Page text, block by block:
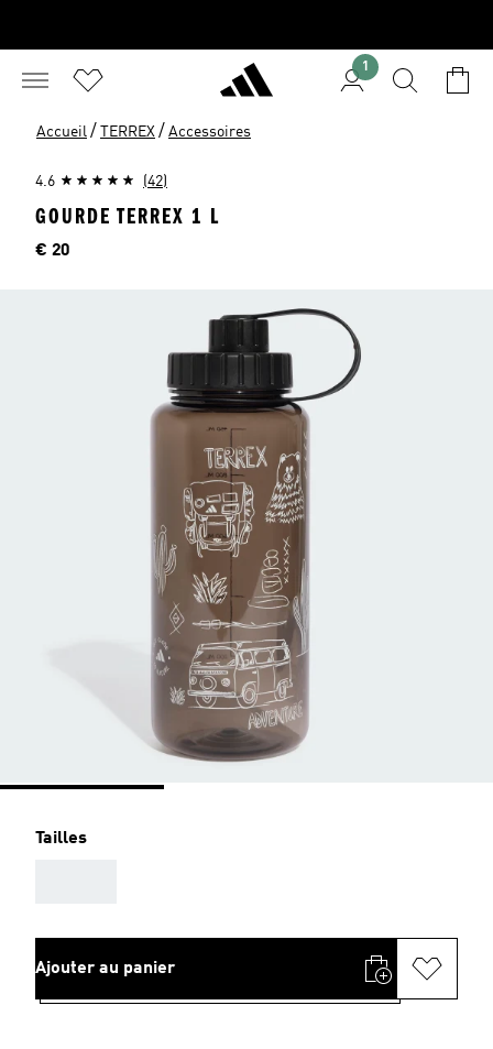
1
Accueil / TERREX / Accessoires
4.6 (42)
GOURDE TERREX 1 L
Price
€ 20
Tailles
Ajouter au panier